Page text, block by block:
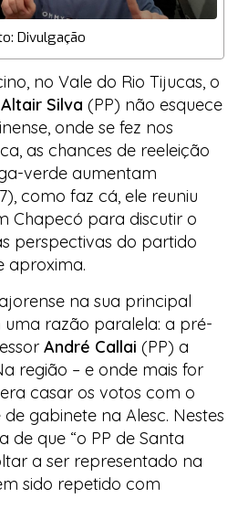
Divulgação
no Vale do Rio Tijucas, o
Altair Silva (PP) não esquece
onde se fez nos
as chances de reeleição
verde aumentam
como faz cá, ele reuniu
Chapecó para discutir o
perspectivas do partido
aproxima.
na sua principal
razão paralela: a pré-
André Callai (PP) a
região – e onde mais for
casar os votos com o
gabinete na Alesc. Nestes
de que “o PP de Santa
a ser representado na
sido repetido com